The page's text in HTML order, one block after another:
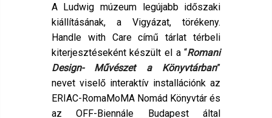
A Ludwig múzeum legújabb időszaki
kiállításának, a Vigyázat, törékeny.
Handle with Care című tárlat térbeli
kiterjesztéseként készült el a “Romani
Design- Művészet a Könyvtárban”
nevet viselő interaktív installációnk az
ERIAC-RomaMoMA Nomád Könyvtár és
az OFF-Biennále Budapest által